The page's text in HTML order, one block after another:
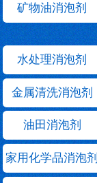
矿物油消泡剂
水处理消泡剂
金属清洗消泡剂
油田消泡剂
家用化学品消泡剂